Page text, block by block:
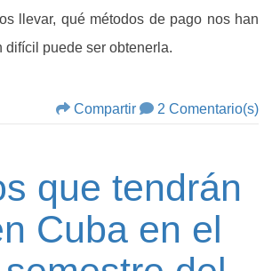
llevar, qué métodos de pago nos han
difícil puede ser obtenerla.
Compartir 2 Comentario(s)
que tendrán
Cuba en el